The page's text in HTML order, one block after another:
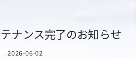
ナンス完了のお知らせ
2026-06-02